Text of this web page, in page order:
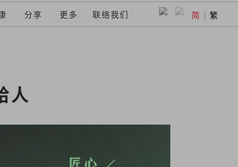
分享 更多 联络我们 简 | 繁
人